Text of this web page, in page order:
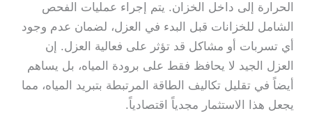
الحرارة إلى داخل الخزان. يتم إجراء عمليات الفحص
الشامل للخزانات قبل البدء في العزل، لضمان عدم وجود
أي تسربات أو مشاكل قد تؤثر على فعالية العزل. إن
العزل الجيد لا يحافظ فقط على برودة المياه، بل يساهم
أيضاً في تقليل تكاليف الطاقة المرتبطة بتبريد المياه، مما
يجعل هذا الاستثمار مجدياً اقتصادياً.